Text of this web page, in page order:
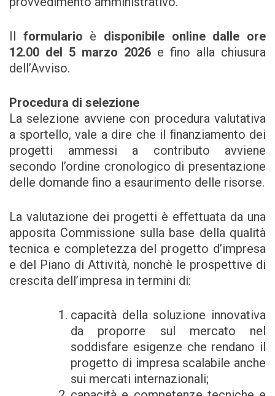
Il formulario è disponibile online dalle ore
12.00 del 5 marzo 2026 e fino alla chiusura
dell’Avviso.
Procedura di selezione
La selezione avviene con procedura valutativa
a sportello, vale a dire che il ﬁnanziamento dei
progetti ammessi a contributo avviene
secondo l’ordine cronologico di presentazione
delle domande ﬁno a esaurimento delle risorse.
La valutazione dei progetti è eﬀettuata da una
apposita Commissione sulla base della qualità
tecnica e completezza del progetto d’impresa
e del Piano di Attività, nonchè le prospettive di
crescita dell’impresa in termini di:
capacità della soluzione innovativa
da proporre sul mercato nel
soddisfare esigenze che rendano il
progetto di impresa scalabile anche
sui mercati internazionali;